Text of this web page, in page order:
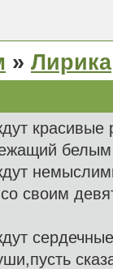
» Лирика
красивые
своим